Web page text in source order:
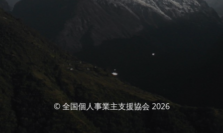
© 全国個人事業主支援協会 2026